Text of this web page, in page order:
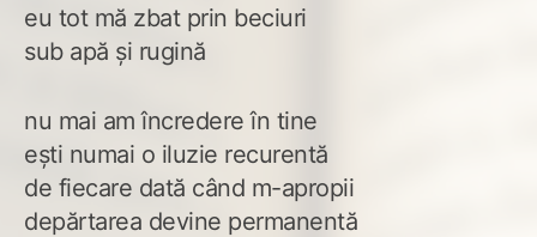
eu tot mă zbat prin beciuri
sub apă și rugină
nu mai am încredere în tine
ești numai o iluzie recurentă
de fiecare dată când m-apropii
depărtarea devine permanentă